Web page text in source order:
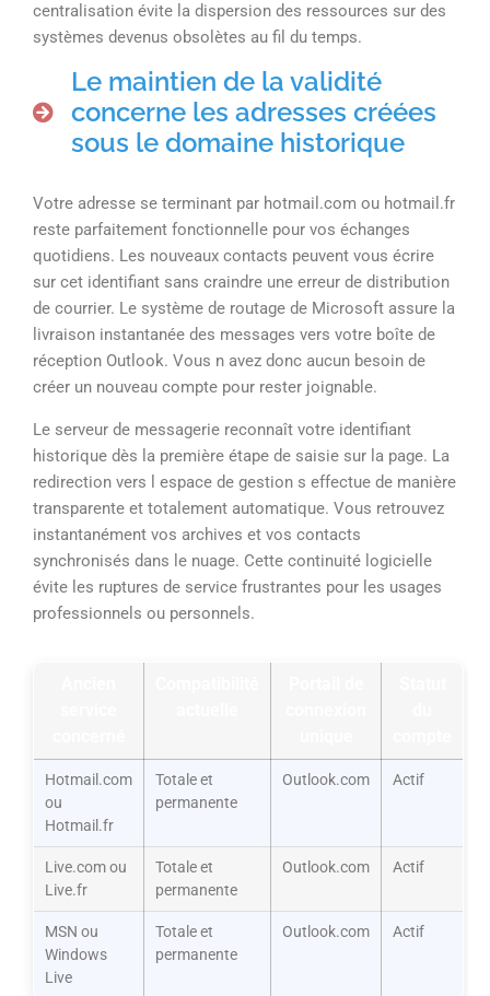
centralisation évite la dispersion des ressources sur des
systèmes devenus obsolètes au fil du temps.
Le maintien de la validité
concerne les adresses créées
sous le domaine historique
Votre adresse se terminant par hotmail.com ou hotmail.fr
reste parfaitement fonctionnelle pour vos échanges
quotidiens. Les nouveaux contacts peuvent vous écrire
sur cet identifiant sans craindre une erreur de distribution
de courrier. Le système de routage de Microsoft assure la
livraison instantanée des messages vers votre boîte de
réception Outlook. Vous n avez donc aucun besoin de
créer un nouveau compte pour rester joignable.
Le serveur de messagerie reconnaît votre identifiant
historique dès la première étape de saisie sur la page. La
redirection vers l espace de gestion s effectue de manière
transparente et totalement automatique. Vous retrouvez
instantanément vos archives et vos contacts
synchronisés dans le nuage. Cette continuité logicielle
évite les ruptures de service frustrantes pour les usages
professionnels ou personnels.
Hotmail.com
ou
Hotmail.fr
Totale et
permanente
Outlook.com Actif
Live.com ou
Live.fr
Totale et
permanente
Outlook.com Actif
MSN ou
Windows
Live
Totale et
permanente
Outlook.com Actif